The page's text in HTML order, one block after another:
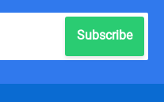
Subscribe